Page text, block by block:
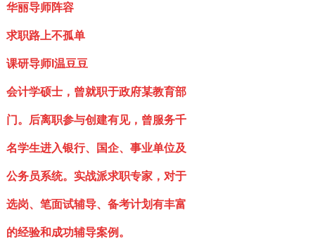
华丽导师阵容
求职路上不孤单
课研导师I温豆豆
会计学硕士，曾就职于政府某教育部
门。后离职参与创建有见，曾服务千
名学生进入银行、国企、事业单位及
公务员系统。实战派求职专家，对于
选岗、笔面试辅导、备考计划有丰富
的经验和成功辅导案例。